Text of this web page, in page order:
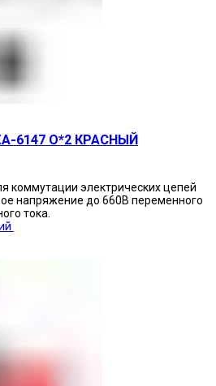
6147 О*2 КРАСНЫЙ
коммутации электрических цепей
напряжение до 660В переменного
тока.